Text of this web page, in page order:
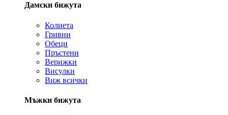
Дамски бижута
Колиета
Гривни
Обеци
Пръстени
Верижки
Висулки
Виж всички
Мъжки бижута